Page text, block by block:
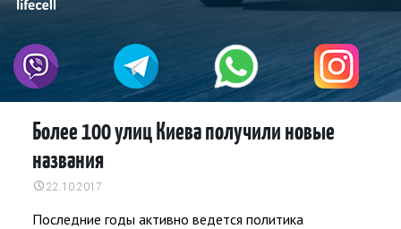
Более 100 улиц Киева получили новые
названия
22.10.2017
Последние годы активно ведется политика